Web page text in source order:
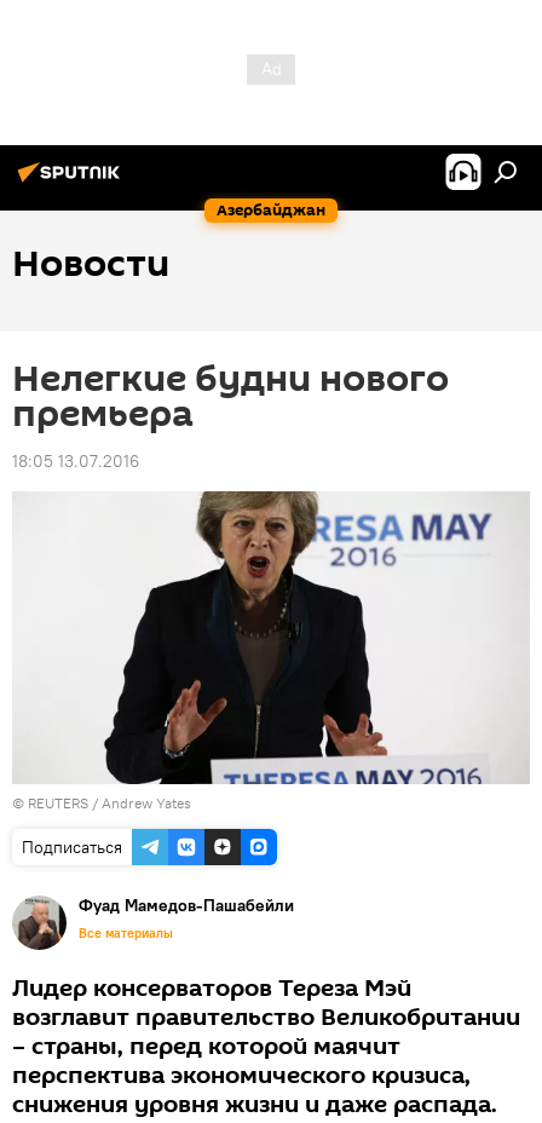
Азербайджан
Новости
Нелегкие будни нового
премьера
18:05 13.07.2016
© REUTERS / Andrew Yates
Подписаться
Фуад Мамедов-Пашабейли
Все материалы
Лидер консерваторов Тереза Мэй
возглавит правительство Великобритании
– страны, перед которой маячит
перспектива экономического кризиса,
снижения уровня жизни и даже распада.